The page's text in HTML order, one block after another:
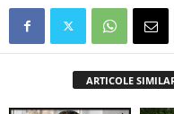
ARTICOLE